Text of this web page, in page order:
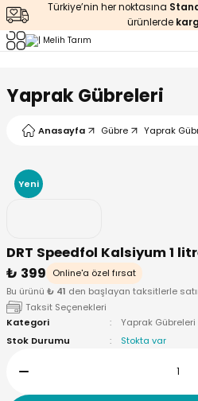
Türkiye’nin her noktasına
ürünlerde
Yaprak Gübreleri
Anasayfa Gübre Yaprak
Yeni
DRT Speedfol Kalsiyum 1
₺ 399
Online'a özel fırsat
Bu ürünü ₺ 41 den başlayan taksitlerle
Taksit Seçenekleri
Kategori
Yaprak Gübreleri
Stok Durumu
Stokta var
Geri Dön
Geri Dön
Geri Dön
Geri Dön
Ürünleri
Geri Dön